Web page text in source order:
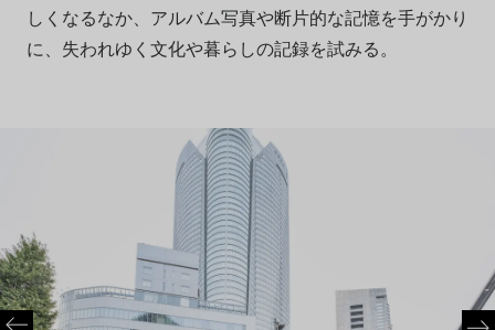
しくなるなか、アルバム写真や断片的な記憶を手がかり
に、失われゆく文化や暮らしの記録を試みる。